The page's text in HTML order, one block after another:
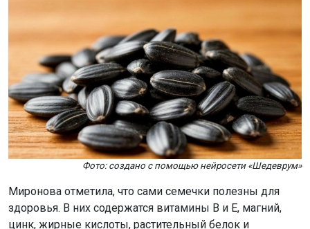
Фото: создано с помощью нейросети «Шедеврум»
Миронова отметила, что сами семечки полезны для
здоровья. В них содержатся витамины B и E, магний,
цинк, жирные кислоты, растительный белок и